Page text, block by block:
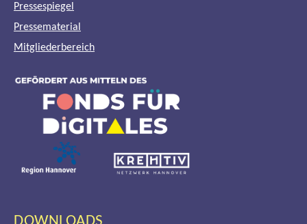
Pressespiegel
Pressematerial
Mitgliederbereich